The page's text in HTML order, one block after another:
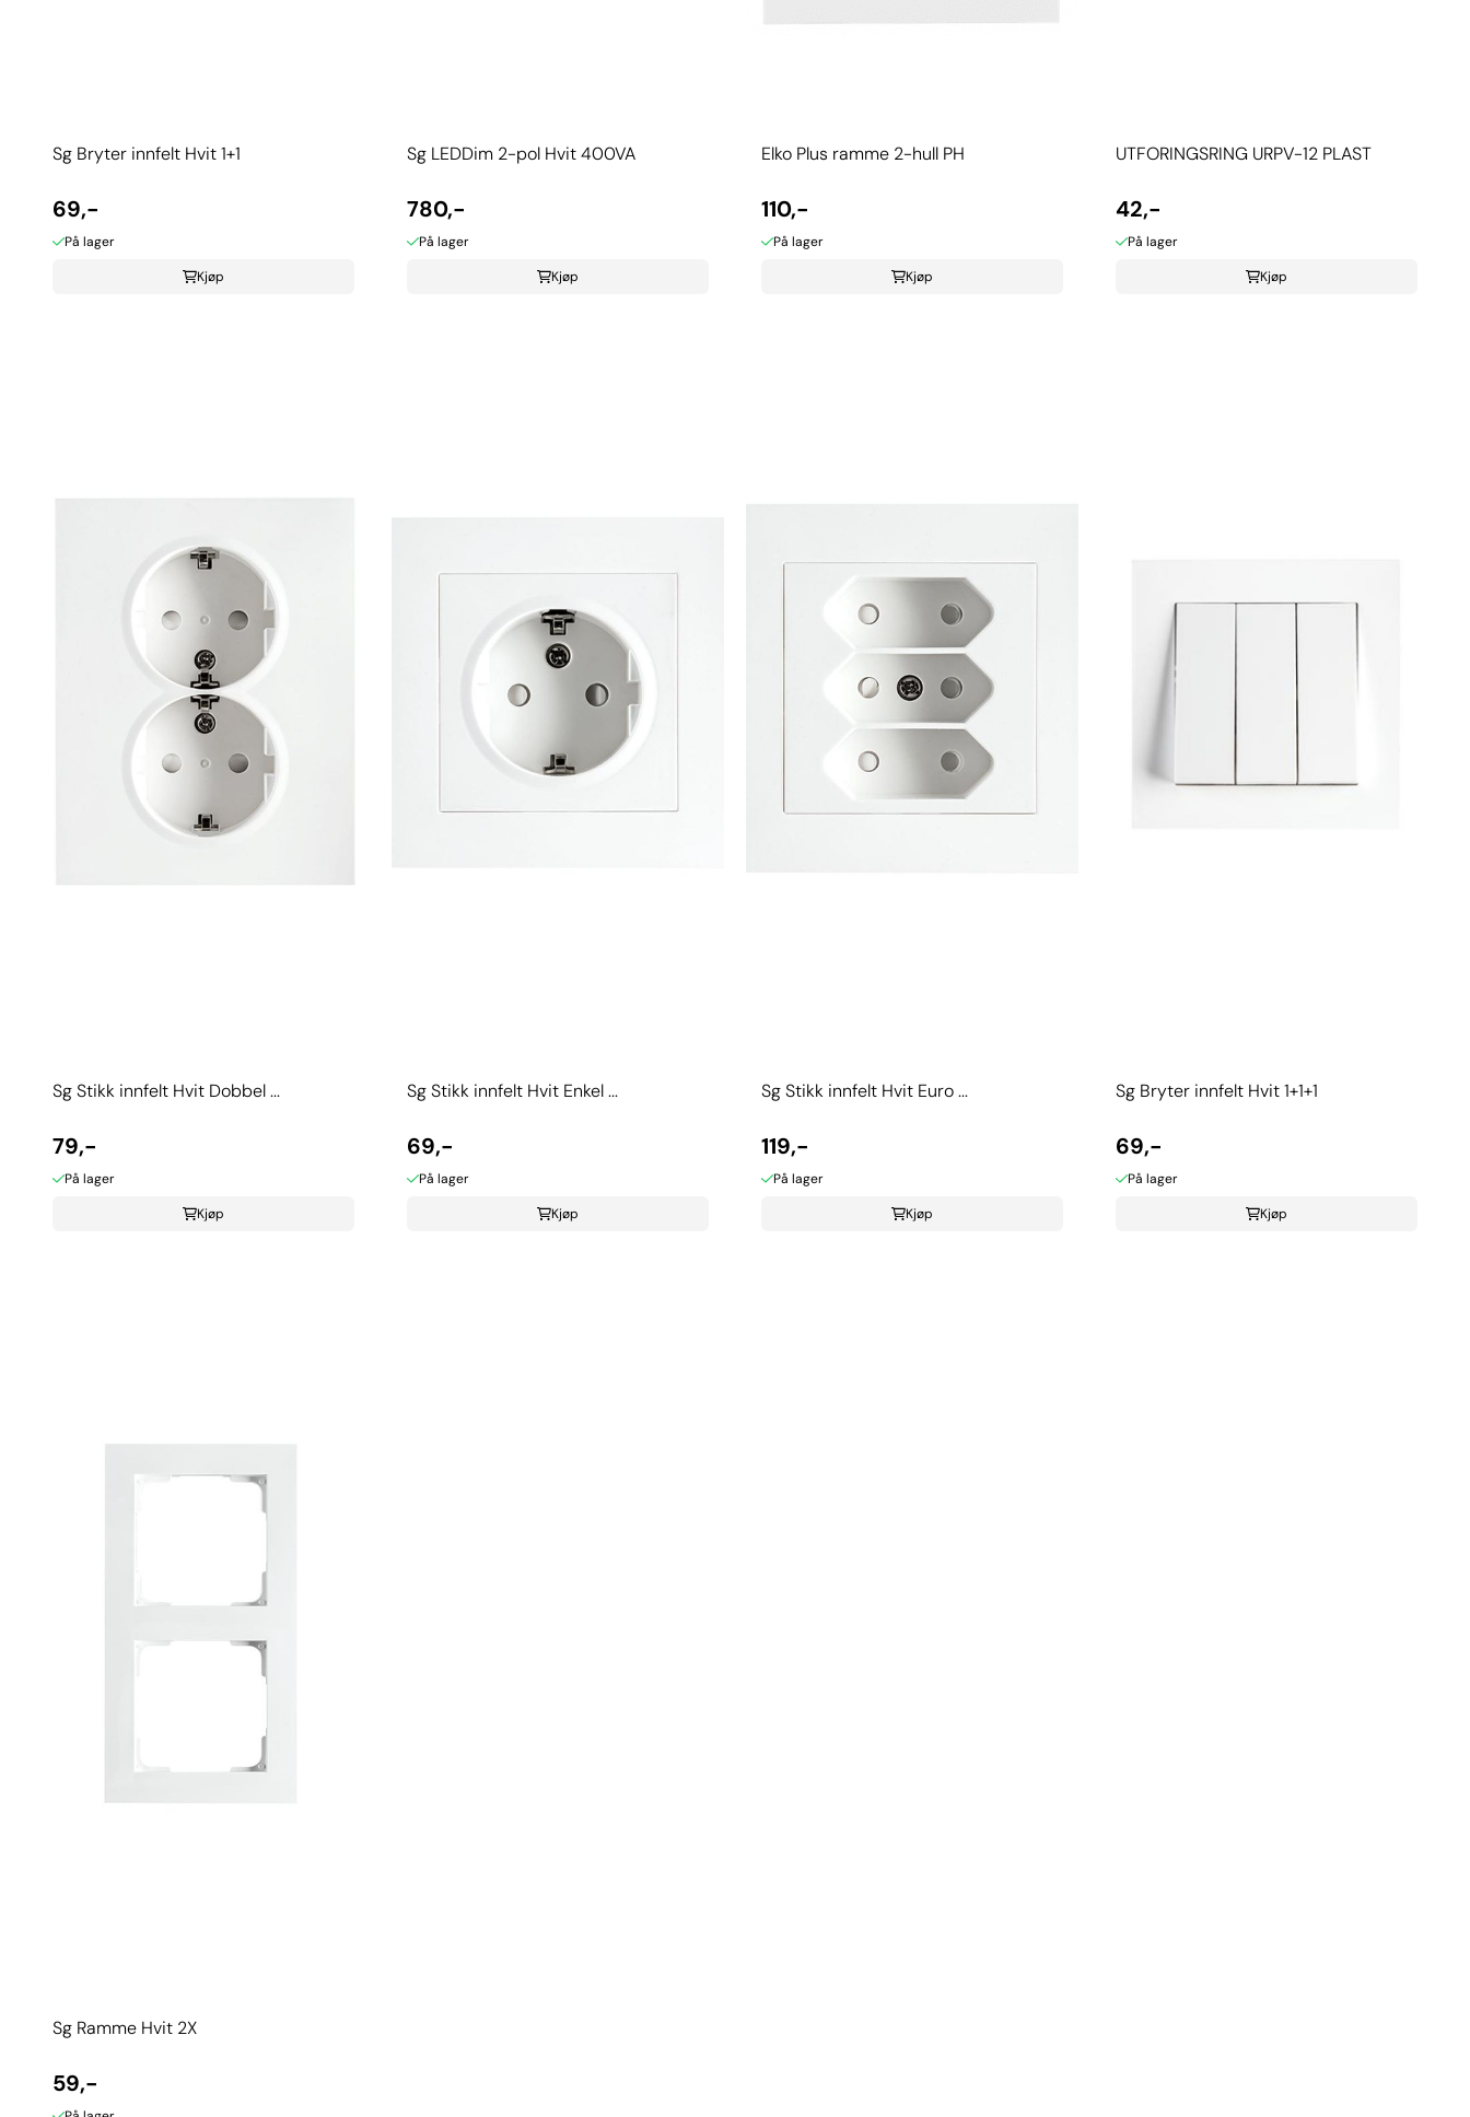
Sg Bryter innfelt Hvit 1+1
69,-
På lager
Kjøp
Sg LEDDim 2-pol Hvit 400VA
780,-
På lager
Kjøp
Elko Plus ramme 2-hull PH
110,-
På lager
Kjøp
UTFORINGSRING URPV-12 PLAST
42,-
På lager
Kjøp
Sg Stikk innfelt Hvit Dobbel ...
79,-
På lager
Kjøp
Sg Stikk innfelt Hvit Enkel ...
69,-
På lager
Kjøp
Sg Stikk innfelt Hvit Euro ...
119,-
På lager
Kjøp
Sg Bryter innfelt Hvit 1+1+1
69,-
På lager
Kjøp
Sg Ramme Hvit 2X
59,-